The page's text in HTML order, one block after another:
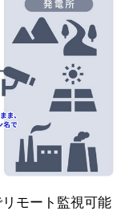
モート監視可能